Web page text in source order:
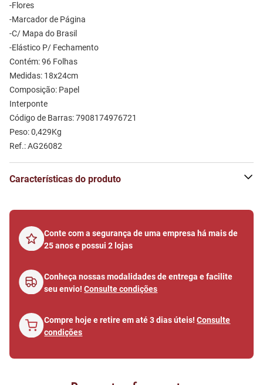
-Flores
-Marcador de Página
-C/ Mapa do Brasil
-Elástico P/ Fechamento
Contém: 96 Folhas
Medidas: 18x24cm
Composição: Papel
Interponte
Código de Barras: 7908174976721
Peso: 0,429Kg
Ref.: AG26082
Características do produto
Conte com a segurança de uma empresa há mais de
25 anos e possui 2 lojas
Conheça nossas modalidades de entrega e facilite
seu envio!Consulte condições
Compre hoje e retire em até 3 dias úteis!Consulte
condições